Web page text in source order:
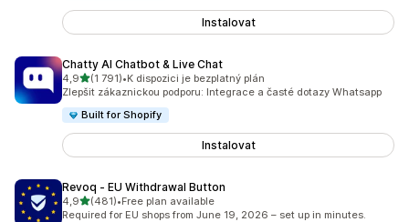
Instalovat
Chatty AI Chatbot & Live Chat
4,9z 5 hvězd
(1 791)
Celkový počet recenzí: 1791
•K dispozici je bezplatný plán
Zlepšit zákaznickou podporu: Integrace a časté dotazy Whatsapp
Built for Shopify
Instalovat
Revoq ‑ EU Withdrawal Button
4,9z 5 hvězd
(481)
Celkový počet recenzí: 481
•Free plan available
Required for EU shops from June 19, 2026 – set up in minutes.